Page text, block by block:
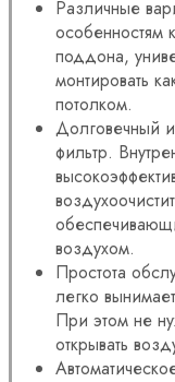
Различные
особенностям
поддона,
монтировать
потолком.
Долговечный
фильтр.
воздухом.
Простота
легко
При этом не
открывать